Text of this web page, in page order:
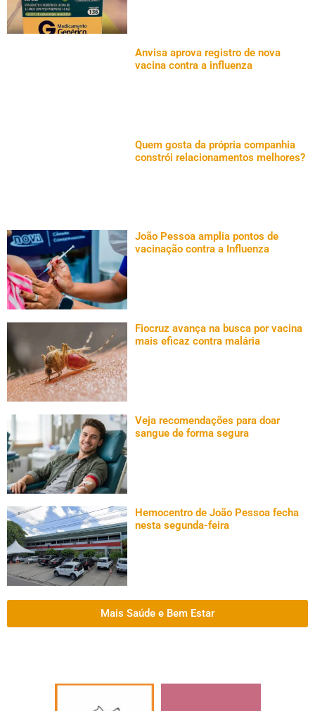
Anvisa aprova registro de nova
vacina contra a influenza
Quem gosta da própria companhia
constrói relacionamentos melhores?
João Pessoa amplia pontos de
vacinação contra a Influenza
Fiocruz avança na busca por vacina
mais eficaz contra malária
Veja recomendações para doar
sangue de forma segura
Hemocentro de João Pessoa fecha
nesta segunda-feira
Mais Saúde e Bem Estar